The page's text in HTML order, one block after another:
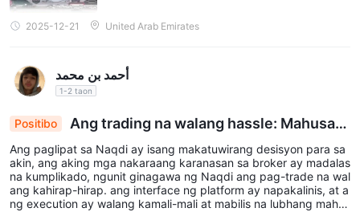
2025-12-21 United Arab Emirates
أحمد بن محمد
1-2 taon
Positibo
Ang trading na walang hassle: Mahusay
at walang stress
Ang paglipat sa Naqdi ay isang makatuwirang desisyon para sa
akin, ang aking mga nakaraang karanasan sa broker ay madalas
na kumplikado, ngunit ginagawa ng Naqdi ang pag-trade na wal
ang kahirap-hirap. ang interface ng platform ay napakalinis, at a
ng execution ay walang kamali-mali at mabilis na lubhang mahal